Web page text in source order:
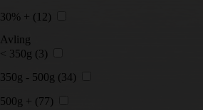
30% + (12)
Avling
< 350g (3)
350g - 500g (34)
500g + (77)